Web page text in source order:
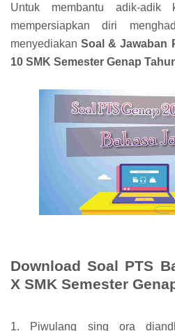
Untuk membantu adik-
mempersiapkan diri
menyediakanSoal & Jawaban
10 SMK Semester Genap
Download Soal PTS
X SMK Semester
1. Piwulang sing ora